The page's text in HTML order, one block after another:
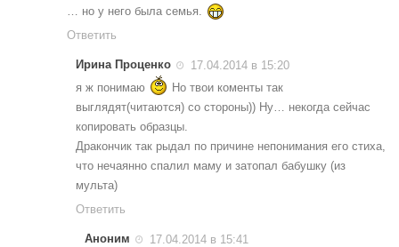
… но у него была семья.
Ответить
Ирина Проценко
17.04.2014 в 15:20
я ж понимаю
Но твои коменты так
выглядят(читаются) со стороны)) Ну… некогда сейчас
копировать образцы.
Дракончик так рыдал по причине непонимания его стиха,
что нечаянно спалил маму и затопал бабушку (из
мульта)
Ответить
Аноним
17.04.2014 в 15:41